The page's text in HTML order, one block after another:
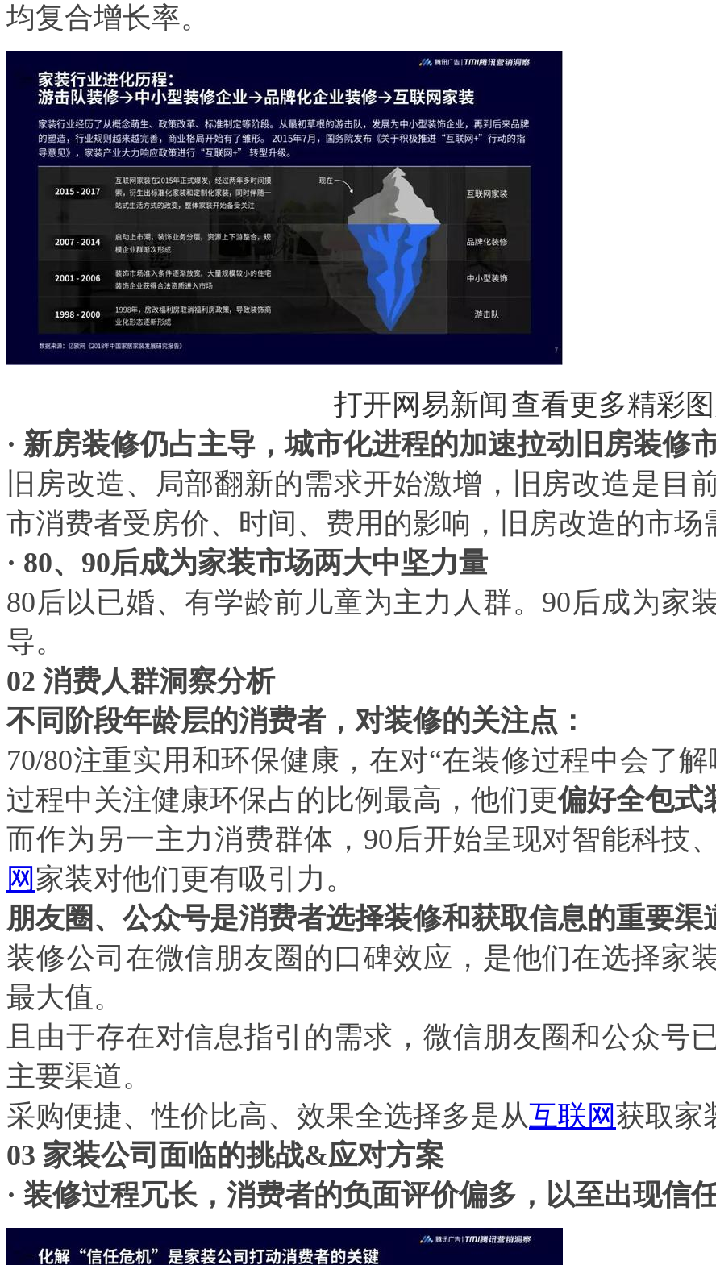
均复合增长率。
打开网易新闻 查看更多精彩
· 新房装修仍占主导，城市化进程的加速拉动旧房装修
旧房改造、局部翻新的需求开始激增，旧房改造是目
市消费者受房价、时间、费用的影响，旧房改造的市场
· 80、 90后成为家装市场两大中坚力量
80后以已婚、有学龄前儿童为主力人群。 90后成为家
导。
02 消费人群洞察分析
不同阶段年龄层的消费者，对装修的关注点：
70/80注重实用和环保健康，在对“在装修过程中会了解
过程中关注健康环保占的比例最高，他们更偏好全包式
而作为另一主力消费群体， 90后开始呈现对智能科技
网 家装对他们更有吸引力。
朋友圈、公众号是消费者选择装修和获取信息的重要渠
装修公司在微信朋友圈的口碑效应，是他们在选择家
最大值。
且由于存在对信息指引的需求，微信朋友圈和公众号
主要渠道。
采购便捷、性价比高、效果全选择多是从互联网获取家
03 家装公司面临的挑战&应对方案
· 装修过程冗长，消费者的负面评价偏多，以至出现信